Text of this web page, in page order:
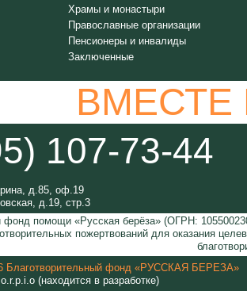
Храмы и монастыри
Православные организации
Пенсионеры и инвалиды
Заключенные
107-73-44
д.85, оф.19
д.19, стр.3
фонд помощи «Русская берёза» (ОГРН:
пожертвований для оказания
Благотворительный фонд «РУССКАЯ БЕРЕЗА»
(находится в разработке)